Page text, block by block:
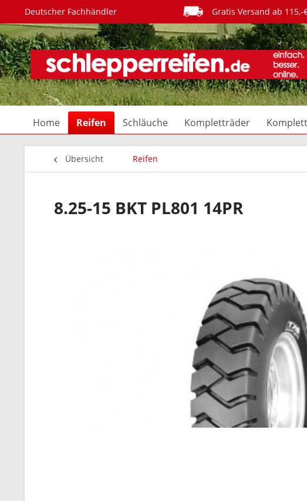
Deutscher Fachhändler Gratis Versand ab 115,-
Home Reifen Schläuche Kompletträder
Übersicht Reifen
8.25-15 BKT PL801 14PR